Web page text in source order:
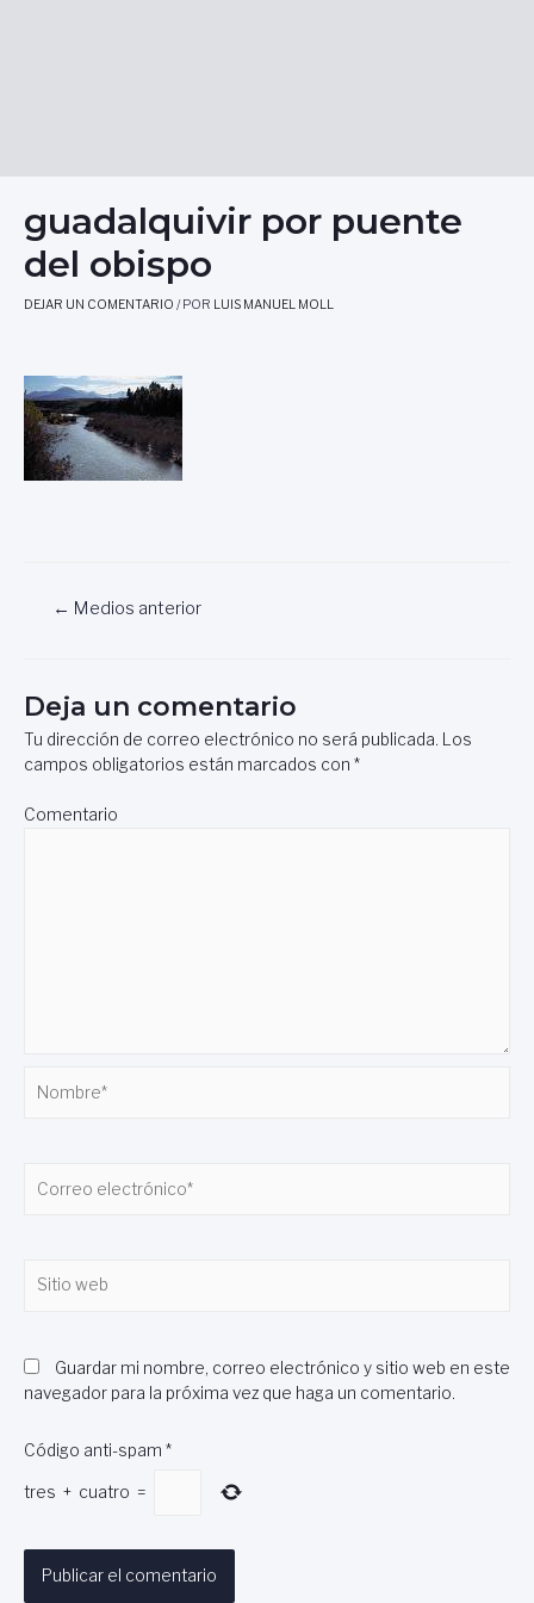
guadalquivir por puente
del obispo
DEJAR UN COMENTARIO / POR LUIS MANUEL MOLL
Navegación
← Medios anterior
Deja un comentario
Tu dirección de correo electrónico no será publicada. Los
campos obligatorios están marcados con *
Comentario
electrónico*
web
Guardar mi nombre, correo electrónico y sitio web en este
navegador para la próxima vez que haga un comentario.
Código anti-spam *
tres + cuatro =